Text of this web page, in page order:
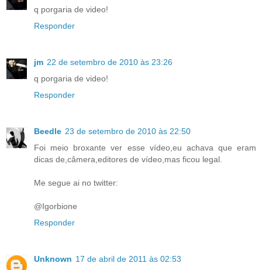
q porgaria de video!
Responder
jm 22 de setembro de 2010 às 23:26
q porgaria de video!
Responder
Beedle 23 de setembro de 2010 às 22:50
Foi meio broxante ver esse vídeo,eu achava que eram
dicas de,câmera,editores de vídeo,mas ficou legal.
Me segue ai no twitter:
@Igorbione
Responder
Unknown 17 de abril de 2011 às 02:53